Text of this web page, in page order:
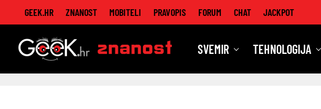
GEEK.HR ZNANOST MOBITELI PRAVOPIS FORUM CHAT JACKPOT
Znanost
SVEMIR TEHNOLOGIJA